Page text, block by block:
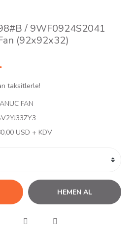
/ 9WF0924S2041
(92x92x32)
taksitlerle!
FAN
USD + KDV
HEMEN AL